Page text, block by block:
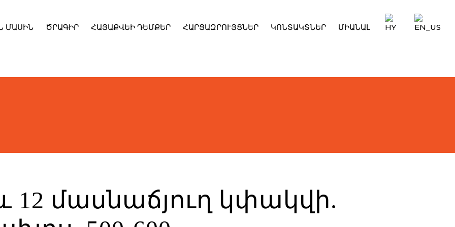
ՄԱՍԻՆ ԾՐԱԳԻՐ ՀԱՅԱՔՎԵԻ ԴԵՄՔԵՐ ՀԱՐՑԱԶՐՈՒՅՑՆԵՐ ԿՈՆՏԱԿՏՆԵՐ ՄԻԱՆԱԼ
և 12 մասնաճյուղ կփակվի.